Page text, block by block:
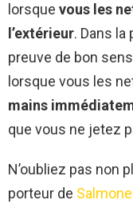
lorsque vous les
l’extérieur. Dans la
preuve de bon
lorsque vous les
mains
que vous ne jetez
N’oubliez pas non
porteur de